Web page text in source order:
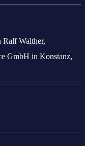
Walther,
GmbH in Konstanz,